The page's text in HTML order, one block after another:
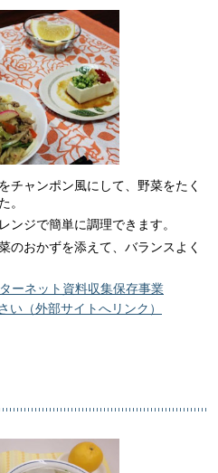
チャンポン風にして、野菜をたく
。
ンジで簡単に調理できます。
のおかずを添えて、バランスよく
ーネット資料収集保存事業
い（外部サイトへリンク）